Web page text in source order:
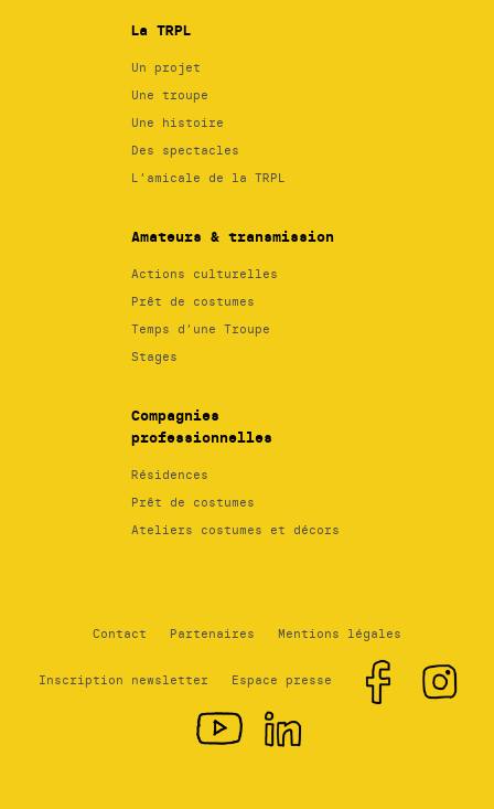
La TRPL
Un projet
Une troupe
Une histoire
Des spectacles
L’amicale de la TRPL
Amateurs & transmission
Actions culturelles
Prêt de costumes
Temps d’une Troupe
Stages
Compagnies
professionnelles
Résidences
Prêt de costumes
Ateliers costumes et décors
Contact Partenaires Mentions légales
Inscription newsletter Espace presse